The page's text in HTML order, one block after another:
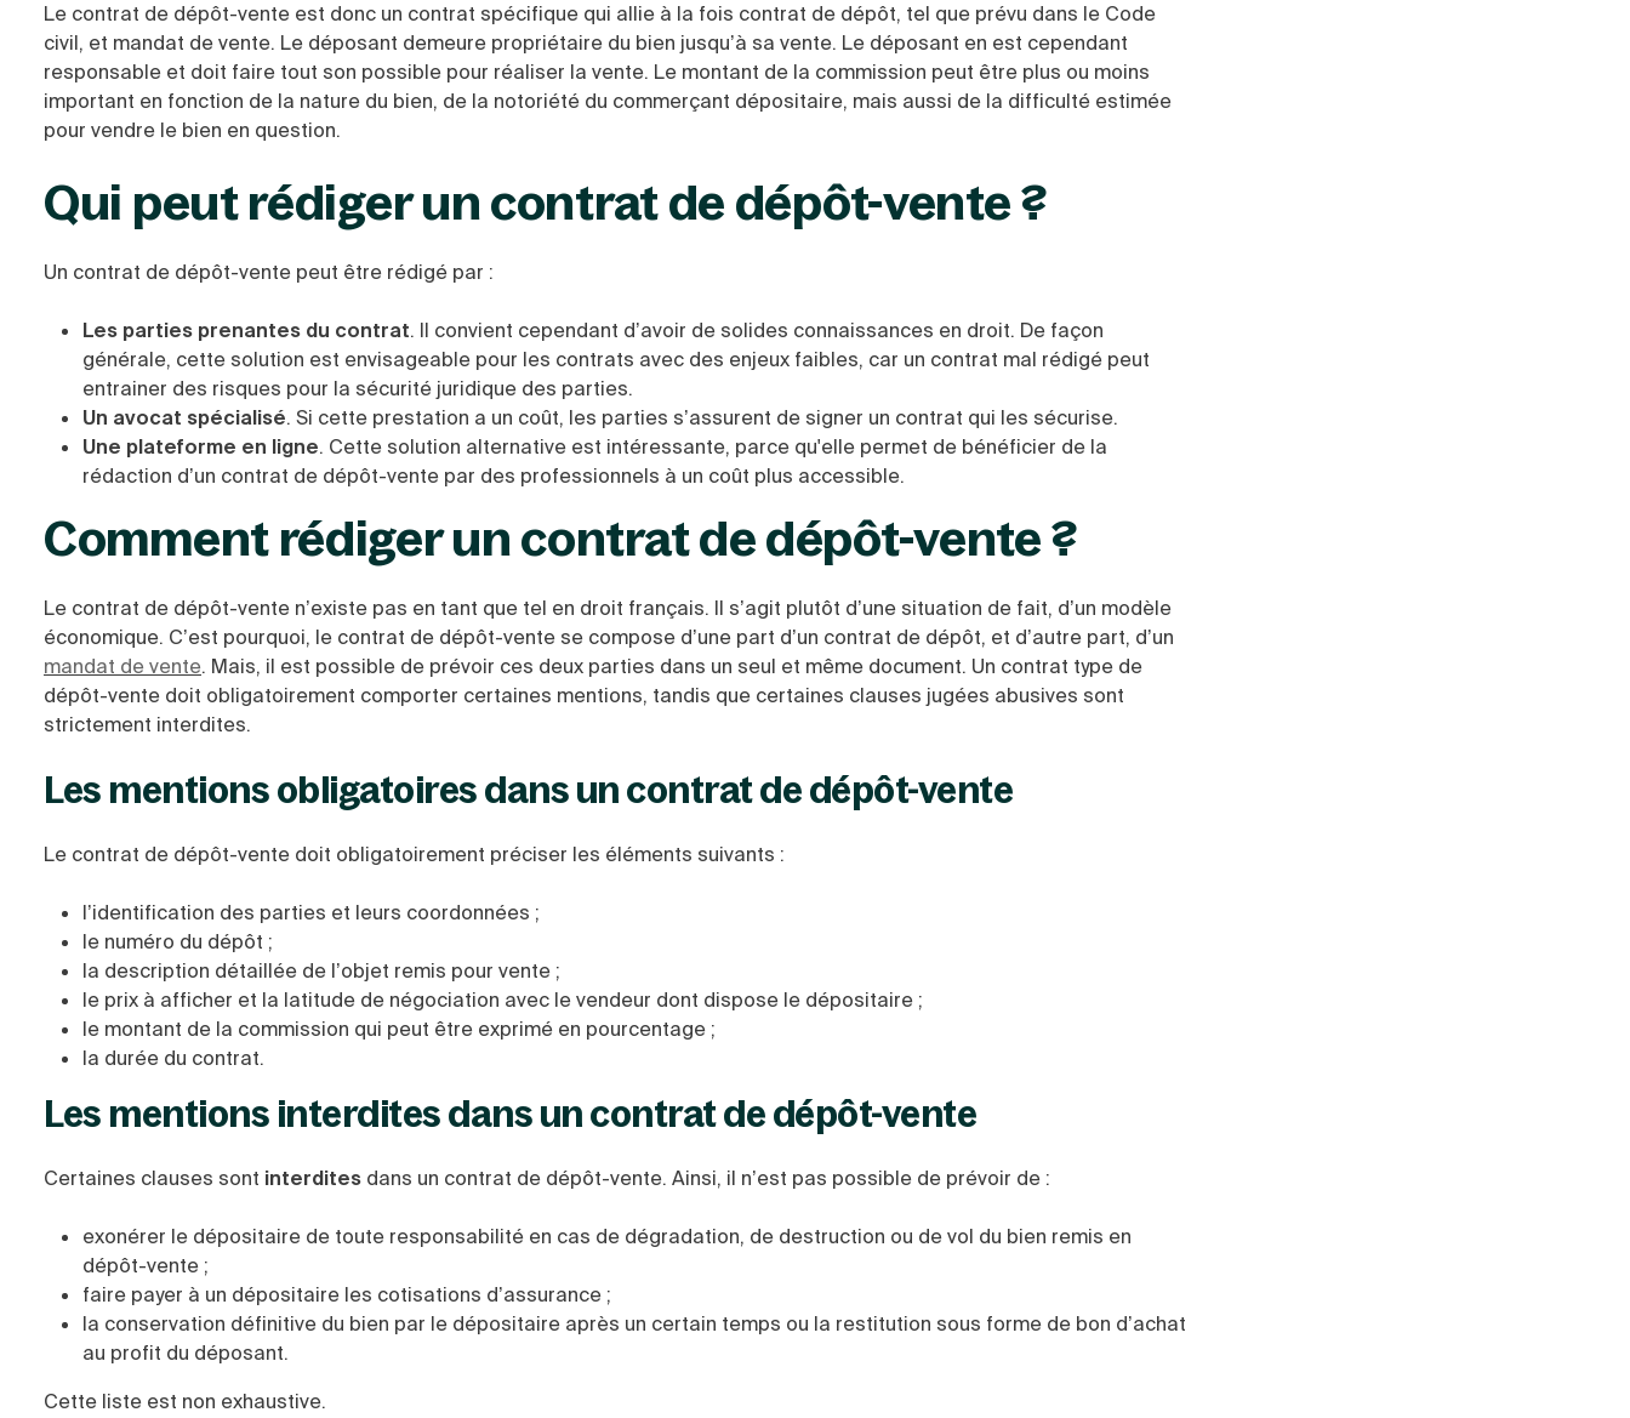
Le contrat de dépôt-vente est donc un contrat spécifique qui allie à la fois contrat de dépôt, tel que prévu dans le Code
civil, et mandat de vente. Le déposant demeure propriétaire du bien jusqu’à sa vente. Le déposant en est cependant
responsable et doit faire tout son possible pour réaliser la vente. Le montant de la commission peut être plus ou moins
important en fonction de la nature du bien, de la notoriété du commerçant dépositaire, mais aussi de la difficulté estimée
pour vendre le bien en question.
Qui peut rédiger un contrat de dépôt-vente ?
Un contrat de dépôt-vente peut être rédigé par :
Les parties prenantes du contrat. Il convient cependant d’avoir de solides connaissances en droit. De façon
générale, cette solution est envisageable pour les contrats avec des enjeux faibles, car un contrat mal rédigé peut
entrainer des risques pour la sécurité juridique des parties.
Un avocat spécialisé. Si cette prestation a un coût, les parties s’assurent de signer un contrat qui les sécurise.
Une plateforme en ligne. Cette solution alternative est intéressante, parce qu'elle permet de bénéficier de la
rédaction d’un contrat de dépôt-vente par des professionnels à un coût plus accessible.
Comment rédiger un contrat de dépôt-vente ?
Le contrat de dépôt-vente n’existe pas en tant que tel en droit français. Il s’agit plutôt d’une situation de fait, d’un modèle
économique. C’est pourquoi, le contrat de dépôt-vente se compose d’une part d’un contrat de dépôt, et d’autre part, d’un
mandat de vente. Mais, il est possible de prévoir ces deux parties dans un seul et même document. Un contrat type de
dépôt-vente doit obligatoirement comporter certaines mentions, tandis que certaines clauses jugées abusives sont
strictement interdites.
Les mentions obligatoires dans un contrat de dépôt-vente
Le contrat de dépôt-vente doit obligatoirement préciser les éléments suivants :
l’identification des parties et leurs coordonnées ;
le numéro du dépôt ;
la description détaillée de l’objet remis pour vente ;
le prix à afficher et la latitude de négociation avec le vendeur dont dispose le dépositaire ;
le montant de la commission qui peut être exprimé en pourcentage ;
la durée du contrat.
Les mentions interdites dans un contrat de dépôt-vente
Certaines clauses sont interdites dans un contrat de dépôt-vente. Ainsi, il n’est pas possible de prévoir de :
exonérer le dépositaire de toute responsabilité en cas de dégradation, de destruction ou de vol du bien remis en
dépôt-vente ;
faire payer à un dépositaire les cotisations d’assurance ;
la conservation définitive du bien par le dépositaire après un certain temps ou la restitution sous forme de bon d’achat
au profit du déposant.
Cette liste est non exhaustive.